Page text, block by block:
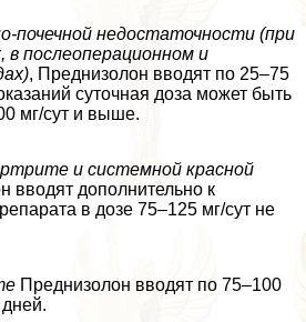
почечной недостаточности (при
послеоперационном и
, Преднизолон вводят по 25–75
суточная доза может быть
мг/сут и выше.
и системной красной
вводят дополнительно к
в дозе 75–125 мг/сут не
Преднизолон вводят по 75–100